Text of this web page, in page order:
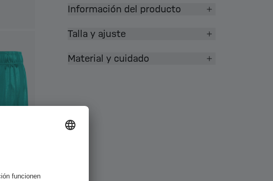
Información del producto
Talla y ajuste
Material y cuidado